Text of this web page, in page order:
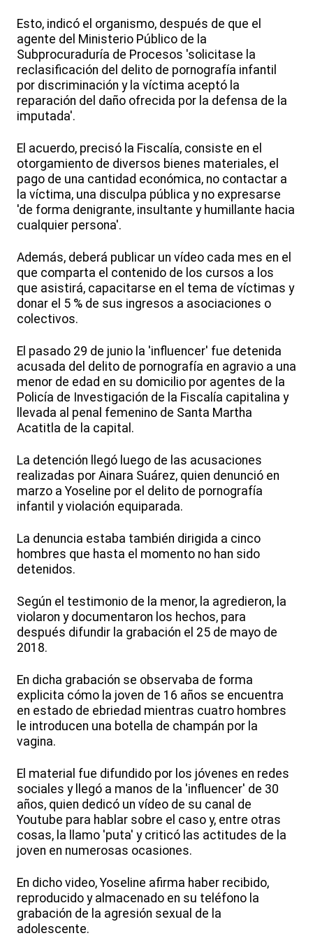
Esto, indicó el organismo, después de que el
agente del Ministerio Público de la
Subprocuraduría de Procesos 'solicitase la
reclasificación del delito de pornografía infantil
por discriminación y la víctima aceptó la
reparación del daño ofrecida por la defensa de la
imputada'.
El acuerdo, precisó la Fiscalía, consiste en el
otorgamiento de diversos bienes materiales, el
pago de una cantidad económica, no contactar a
la víctima, una disculpa pública y no expresarse
'de forma denigrante, insultante y humillante hacia
cualquier persona'.
Además, deberá publicar un vídeo cada mes en el
que comparta el contenido de los cursos a los
que asistirá, capacitarse en el tema de víctimas y
donar el 5 % de sus ingresos a asociaciones o
colectivos.
El pasado 29 de junio la 'influencer' fue detenida
acusada del delito de pornografía en agravio a una
menor de edad en su domicilio por agentes de la
Policía de Investigación de la Fiscalía capitalina y
llevada al penal femenino de Santa Martha
Acatitla de la capital.
La detención llegó luego de las acusaciones
realizadas por Ainara Suárez, quien denunció en
marzo a Yoseline por el delito de pornografía
infantil y violación equiparada.
La denuncia estaba también dirigida a cinco
hombres que hasta el momento no han sido
detenidos.
Según el testimonio de la menor, la agredieron, la
violaron y documentaron los hechos, para
después difundir la grabación el 25 de mayo de
2018.
En dicha grabación se observaba de forma
explicita cómo la joven de 16 años se encuentra
en estado de ebriedad mientras cuatro hombres
le introducen una botella de champán por la
vagina.
El material fue difundido por los jóvenes en redes
sociales y llegó a manos de la 'influencer' de 30
años, quien dedicó un vídeo de su canal de
Youtube para hablar sobre el caso y, entre otras
cosas, la llamo 'puta' y criticó las actitudes de la
joven en numerosas ocasiones.
En dicho video, Yoseline afirma haber recibido,
reproducido y almacenado en su teléfono la
grabación de la agresión sexual de la
adolescente.